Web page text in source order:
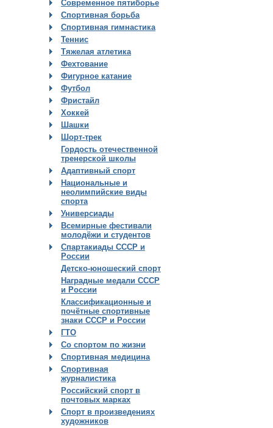
Современное пятиборье
Спортивная борьба
Спортивная гимнастика
Теннис
Тяжелая атлетика
Фехтование
Фигурное катание
Футбол
Фристайл
Хоккей
Шашки
Шорт-трек
Гордость отечественной
тренерской школы
Адаптивный спорт
Национальные и
неолимпийские виды
спорта
Универсиады
Всемирные фестивали
молодёжи и студентов
Спартакиады СССР и
России
Детско-юношеский спорт
Наградные медали СССР
и России
Классификационные и
почётные спортивные
знаки СССР и России
ГТО
Со спортом по жизни
Спортивная медицина
Спортивная
журналистика
Российский спорт в
почтовых марках
Спорт в произведениях
художников